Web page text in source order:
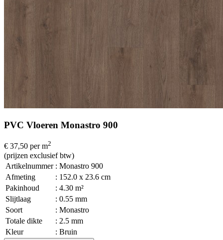
PVC Vloeren Monastro 900
€ 37,50 per m2
(prijzen exclusief btw)
Artikelnummer : Monastro 900
Afmeting
: 152.0 x 23.6 cm
Pakinhoud
: 4.30 m²
Slijtlaag
: 0.55 mm
Soort
: Monastro
Totale dikte
: 2.5 mm
Kleur
: Bruin